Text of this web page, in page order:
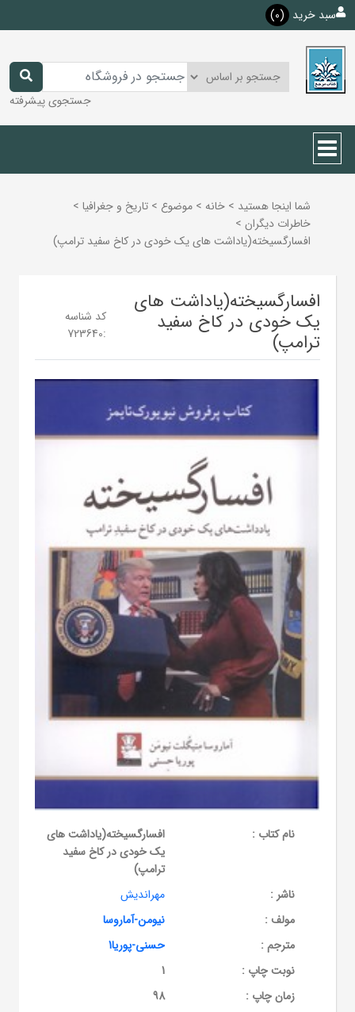
سبد خرید (0)
جستجوی پیشرفته
شما اینجا هستید > خانه > موضوع > تاريخ و جغرافيا >
خاطرات ديگران >
افسارگسیخته(یاداشت های یک خودی در کاخ سفید ترامپ)
افسارگسیخته(یاداشت های
یک خودی در کاخ سفید
ترامپ)
کد شناسه
:
723640
نام کتاب :
افسارگسیخته(یاداشت های
یک خودی در کاخ سفید
ترامپ)
ناشر :
مهراندیش
مولف :
نیومن-آماروسا
مترجم :
حسنی-پوریا1
نوبت چاپ :
1
زمان چاپ :
98